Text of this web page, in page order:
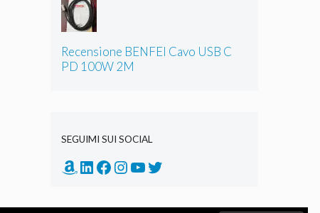
Recensione BENFEI Cavo USB C
PD 100W 2M
SEGUIMI SUI SOCIAL
Amazon
LinkedIn
Facebook
Instagram
YouTube
Twitter